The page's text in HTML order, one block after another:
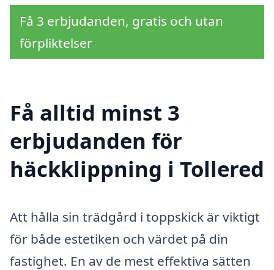
Få 3 erbjudanden, gratis och utan
förpliktelser
Få alltid minst 3
erbjudanden för
häckklippning i Tollered
Att hålla sin trädgård i toppskick är viktigt
för både estetiken och värdet på din
fastighet. En av de mest effektiva sätten